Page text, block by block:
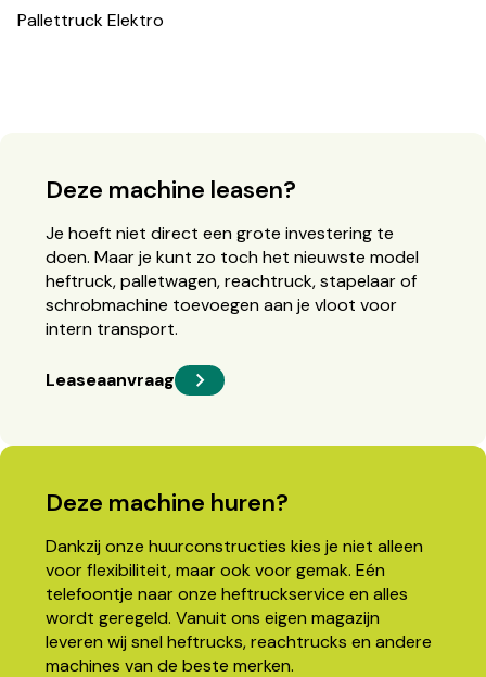
Pallettruck Elektro
Deze machine leasen?
Je hoeft niet direct een grote investering te
doen. Maar je kunt zo toch het nieuwste model
heftruck, palletwagen, reachtruck, stapelaar of
schrobmachine toevoegen aan je vloot voor
intern transport.
Leaseaanvraag
Deze machine huren?
Dankzij onze huurconstructies kies je niet alleen
voor flexibiliteit, maar ook voor gemak. Eén
telefoontje naar onze heftruckservice en alles
wordt geregeld. Vanuit ons eigen magazijn
leveren wij snel heftrucks, reachtrucks en andere
machines van de beste merken.